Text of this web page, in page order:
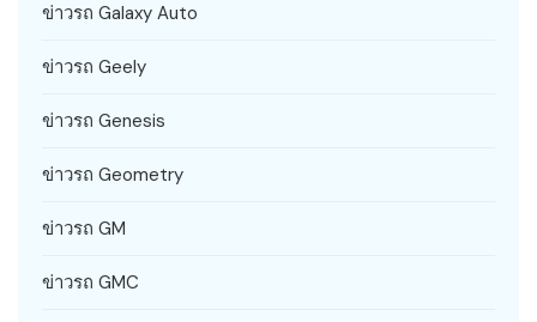
ข่าวรถ Galaxy Auto
ข่าวรถ Geely
ข่าวรถ Genesis
ข่าวรถ Geometry
ข่าวรถ GM
ข่าวรถ GMC